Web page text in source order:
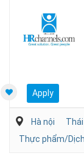
Apply
Hà nội
Thực phẩm/